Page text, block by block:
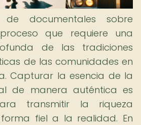
documentales sobre
que requiere una
de las tradiciones
de las comunidades en
Capturar la esencia de la
de manera auténtica es
transmitir la riqueza
fiel a la realidad. En